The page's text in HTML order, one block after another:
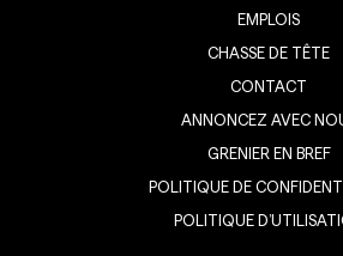
EMPLOIS
CHASSE DE TÊTE
CONTACT
ANNONCEZ AVEC
GRENIER EN BREF
POLITIQUE DE
POLITIQUE